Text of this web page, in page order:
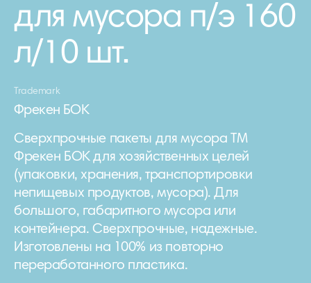
для мусора п/э 160
л/10 шт.
Trademark
Фрекен БОК
Сверхпрочные пакеты для мусора ТМ
Фрекен БОК для хозяйственных целей
(упаковки, хранения, транспортировки
непищевых продуктов, мусора). Для
большого, габаритного мусора или
контейнера. Сверхпрочные, надежные.
Изготовлены на 100% из повторно
переработанного пластика.